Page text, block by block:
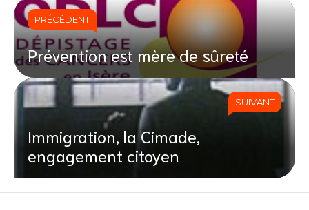
PRÉCÉDENT
Prévention est mère de sûreté
SUIVANT
Immigration, la Cimade,
engagement citoyen